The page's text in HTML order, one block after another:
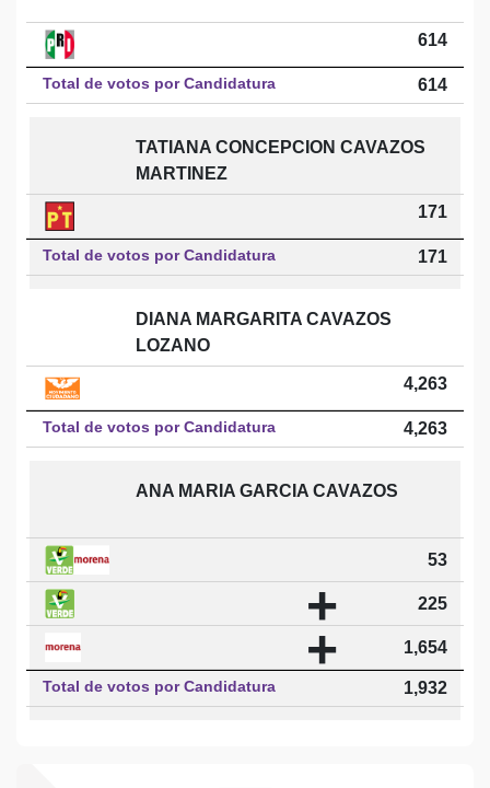
614
Total de votos por Candidatura 614
TATIANA CONCEPCION CAVAZOS
MARTINEZ
171
Total de votos por Candidatura 171
DIANA MARGARITA CAVAZOS
LOZANO
4,263
Total de votos por Candidatura 4,263
ANA MARIA GARCIA CAVAZOS
53
+ 225
+ 1,654
Total de votos por Candidatura 1,932